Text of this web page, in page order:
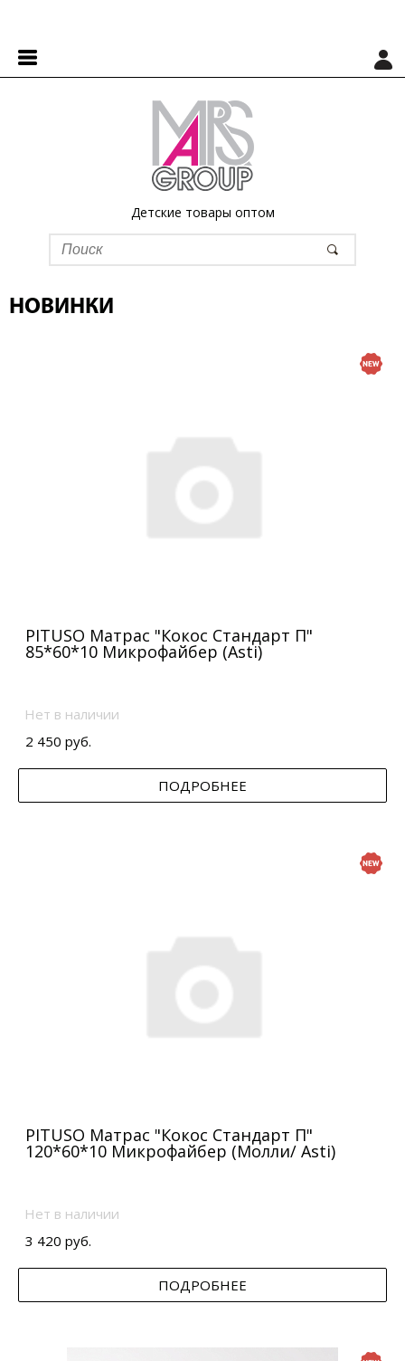
Детские товары оптом
НОВИНКИ
PITUSO Матрас "Кокос Стандарт П"
85*60*10 Микрофайбер (Asti)
Нет в наличии
2 450 руб.
ПОДРОБНЕЕ
PITUSO Матрас "Кокос Стандарт П"
120*60*10 Микрофайбер (Молли/ Asti)
Нет в наличии
3 420 руб.
ПОДРОБНЕЕ